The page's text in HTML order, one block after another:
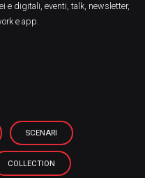
e digitali, eventi, talk, newsletter,
e app.
SCENARI
COLLECTION